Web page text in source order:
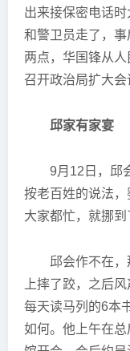
出来接保密电话
和警卫员走了，
两点，华国锋从
召开政治局扩大会
邱家有家宴
9月12日，邱
按老百姓的说法
大家都忙，就挪到
邱会作不在
上摔了跤，之后
每天读马列的6本
如何。他上午在